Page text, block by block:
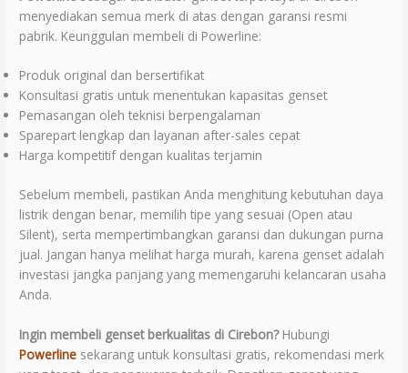
menyediakan semua merk di atas dengan garansi resmi
pabrik. Keunggulan membeli di Powerline:
Produk original dan bersertifikat
Konsultasi gratis untuk menentukan kapasitas genset
Pemasangan oleh teknisi berpengalaman
Sparepart lengkap dan layanan after-sales cepat
Harga kompetitif dengan kualitas terjamin
Sebelum membeli, pastikan Anda menghitung kebutuhan daya
listrik dengan benar, memilih tipe yang sesuai (Open atau
Silent), serta mempertimbangkan garansi dan dukungan purna
jual. Jangan hanya melihat harga murah, karena genset adalah
investasi jangka panjang yang memengaruhi kelancaran usaha
Anda.
Ingin membeli genset berkualitas di Cirebon?Hubungi
Powerline sekarang untuk konsultasi gratis, rekomendasi merk